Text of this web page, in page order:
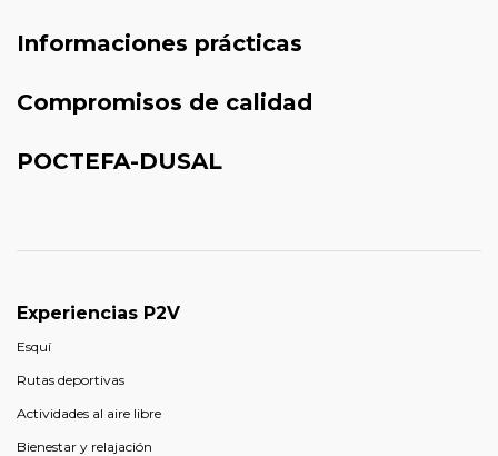
Informaciones prácticas
Compromisos de calidad
POCTEFA-DUSAL
Experiencias P2V
Esquí
Rutas deportivas
Actividades al aire libre
Bienestar y relajación